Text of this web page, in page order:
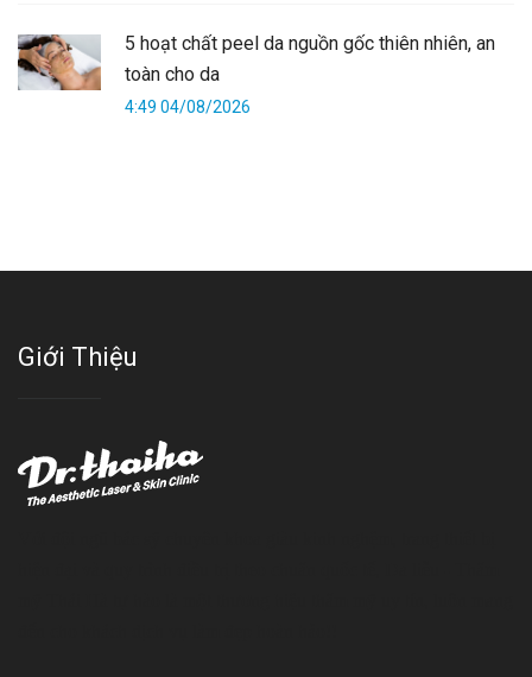
5 hoạt chất peel da nguồn gốc thiên nhiên, an
toàn cho da
4:49 04/08/2026
Giới Thiệu